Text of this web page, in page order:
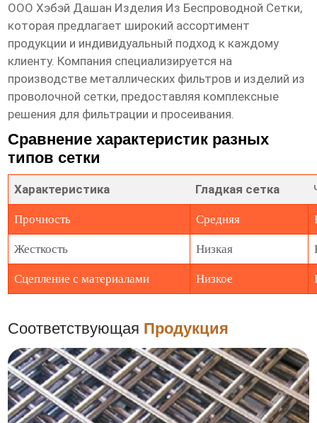
ООО Хэбэй Дашан Изделия Из Беспроводной Сетки,
которая предлагает широкий ассортимент
продукции и индивидуальный подход к каждому
клиенту. Компания специализируется на
производстве металлических фильтров и изделий из
проволочной сетки, предоставляя комплексные
решения для фильтрации и просеивания.
Сравнение характеристик разных
типов сетки
Характеристика Гладкая сетка
Прочность Средняя
Жесткость Низкая
Сцепление с материалами Низкое
Соответствующая Продукция